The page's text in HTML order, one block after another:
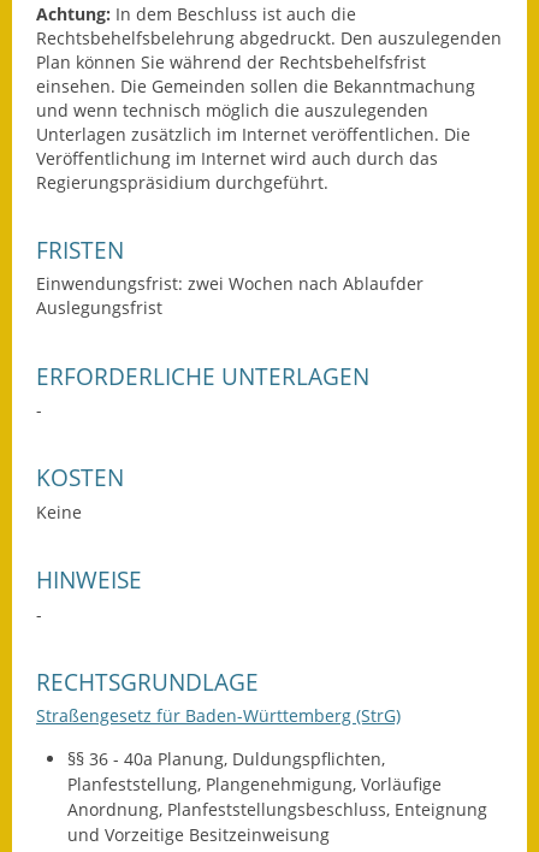
Flächennutzungsplan
Gerätehütten
Gutachterausschuss
Hochwassergefahrenkarte
Kinderbetreuung
Nahverkehr
Ver- & Entsorgung
Achtung: In dem Beschluss ist auch die
Rechtsbehelfsbelehrung abgedruckt. Den auszulegenden
Plan können Sie während der Rechtsbehelfsfrist
einsehen. Die Gemeinden sollen die Bekanntmachung
und wenn technisch möglich die auszulegenden
Unterlagen zusätzlich im Internet veröffentlichen. Die
Veröffentlichung im Internet wird auch durch das
Regierungspräsidium durchgeführt.
FRISTEN
Einwendungsfrist: zwei Wochen nach Ablaufder
Auslegungsfrist
ERFORDERLICHE UNTERLAGEN
-
KOSTEN
Keine
HINWEISE
-
RECHTSGRUNDLAGE
Straßengesetz für Baden-Württemberg (StrG)
§§ 36 - 40a Planung, Duldungspflichten,
Planfeststellung, Plangenehmigung, Vorläufige
Anordnung, Planfeststellungsbeschluss, Enteignung
und Vorzeitige Besitzeinweisung